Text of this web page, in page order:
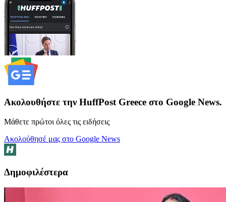
Ακολουθήστε την HuffPost Greece στο Google News.
Μάθετε πρώτοι όλες τις ειδήσεις
Ακολούθησέ μας στο Google News
Δημοφιλέστερα